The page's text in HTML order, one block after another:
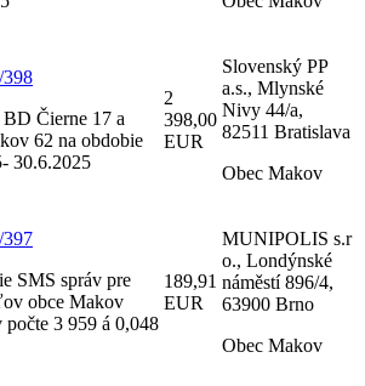
Čierne 17 a
62 na obdobie
30.6.2025
2
398,00
EUR
Slovenský PP
a.s., Mlynské
Nivy 44/a,
82511 Bratislava
Obec Makov
SMS správ pre
obce Makov
počte 3 959 á 0,048
189,91
EUR
MUNIPOLIS s.r
o., Londýnské
náměstí 896/4,
63900 Brno
Obec Makov